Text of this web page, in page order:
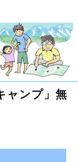
ャンプ」無